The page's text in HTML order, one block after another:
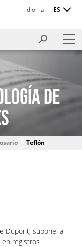
Idioma | ES
DE
Teflón
Dupont, supone la
en registros